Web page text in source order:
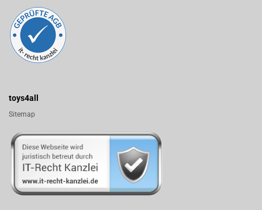
toys4all
Sitemap